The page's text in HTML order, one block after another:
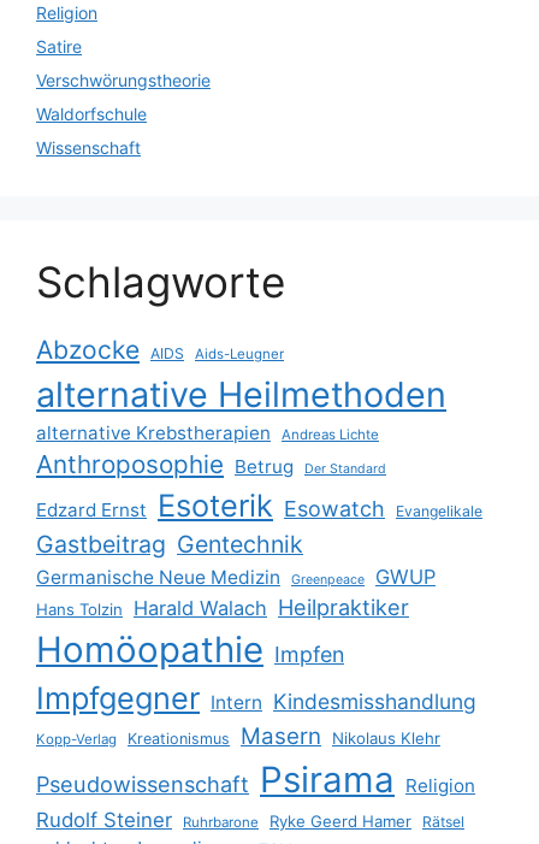
Religion
Satire
Verschwörungstheorie
Waldorfschule
Wissenschaft
Schlagworte
Abzocke AIDS Aids-Leugner
alternative Heilmethoden
alternative Krebstherapien Andreas Lichte
Anthroposophie Betrug Der Standard
Edzard Ernst Esoterik Esowatch Evangelikale
Gastbeitrag Gentechnik
Germanische Neue Medizin Greenpeace GWUP
Hans Tolzin Harald Walach Heilpraktiker
Homöopathie Impfen
Impfgegner Intern Kindesmisshandlung
Kopp-Verlag Kreationismus Masern Nikolaus Klehr
Pseudowissenschaft Psirama Religion
Rudolf Steiner Ruhrbarone Ryke Geerd Hamer Rätsel